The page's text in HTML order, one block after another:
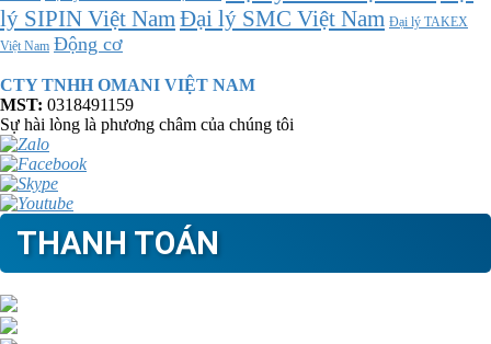
lý SIPIN Việt Nam Đại lý SMC Việt Nam Đại lý TAKEX
Việt Nam Động cơ
CTY TNHH OMANI VIỆT NAM
MST: 0318491159
Sự hài lòng là phương châm của chúng tôi
THANH TOÁN